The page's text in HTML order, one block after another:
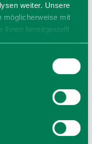
weiter. Unsere
möglicherweise mit
ihnen bereitgestellt
Nutzung der Dienste
weiterhin nutzen.